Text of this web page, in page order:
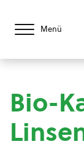
Menü
Bio-